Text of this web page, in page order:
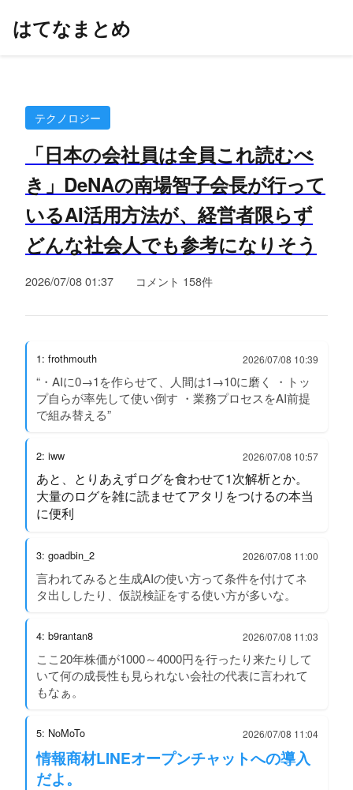
はてなまとめ
テクノロジー
「日本の会社員は全員これ読むべ
き」DeNAの南場智子会長が行って
いるAI活用方法が、経営者限らず
どんな社会人でも参考になりそう
2026/07/08 01:37 コメント 158件
1: frothmouth 2026/07/08 10:39
“・AIに0→1を作らせて、人間は1→10に磨く ・トッ
プ自らが率先して使い倒す ・業務プロセスをAI前提
で組み替える”
2: iww 2026/07/08 10:57
あと、とりあえずログを食わせて1次解析とか。
大量のログを雑に読ませてアタリをつけるの本当
に便利
3: goadbin_2 2026/07/08 11:00
言われてみると生成AIの使い方って条件を付けてネ
タ出ししたり、仮説検証をする使い方が多いな。
4: b9rantan8 2026/07/08 11:03
ここ20年株価が1000～4000円を行ったり来たりして
いて何の成長性も見られない会社の代表に言われて
もなぁ。
5: NoMoTo 2026/07/08 11:04
情報商材LINEオープンチャットへの導入
だよ。